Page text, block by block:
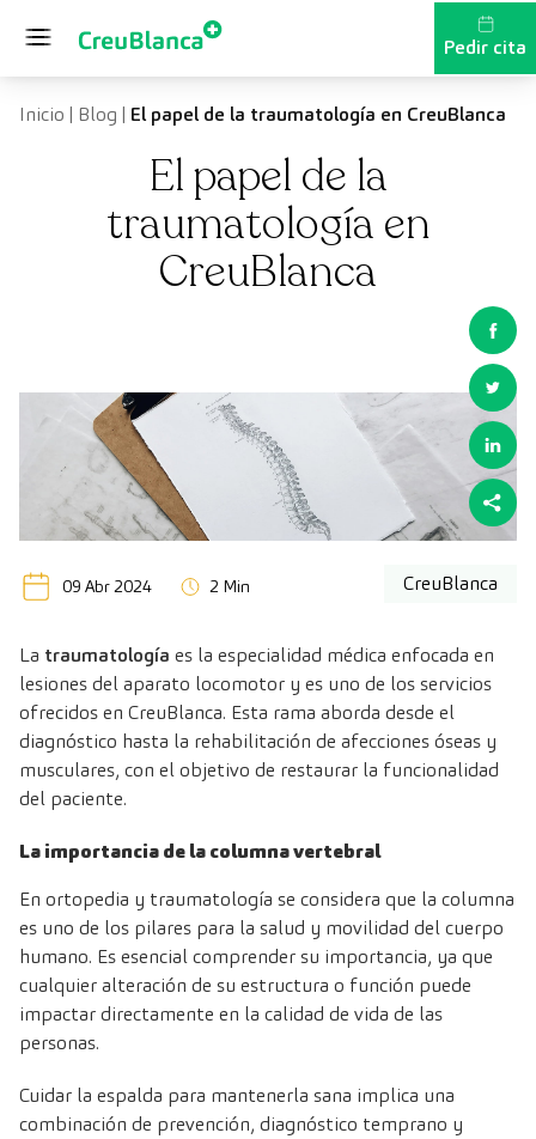
Pedir cita
Inicio | Blog | El papel de la traumatología en CreuBlanca
El papel de la
traumatología en
CreuBlanca
09 Abr 2024 2 Min CreuBlanca
La traumatología es la especialidad médica enfocada en
lesiones del aparato locomotor y es uno de los servicios
ofrecidos en CreuBlanca. Esta rama aborda desde el
diagnóstico hasta la rehabilitación de afecciones óseas y
musculares, con el objetivo de restaurar la funcionalidad
del paciente.
La importancia de la columna vertebral
En ortopedia y traumatología se considera que la columna
es uno de los pilares para la salud y movilidad del cuerpo
humano. Es esencial comprender su importancia, ya que
cualquier alteración de su estructura o función puede
impactar directamente en la calidad de vida de las
personas.
Cuidar la espalda para mantenerla sana implica una
combinación de prevención, diagnóstico temprano y